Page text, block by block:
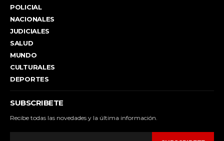
POLICIAL
NACIONALES
JUDICIALES
SALUD
MUNDO
CULTURALES
DEPORTES
SUBSCRIBETE
Recibe todas las novedades y la última información.